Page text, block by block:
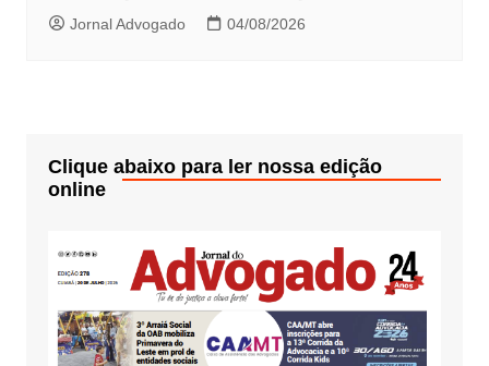
Jornal Advogado 04/08/2026
Clique abaixo para ler nossa edição
online